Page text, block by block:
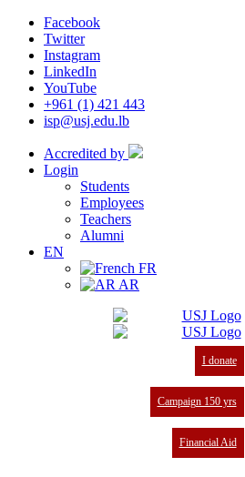
Facebook
Twitter
Instagram
LinkedIn
YouTube
+961 (1) 421 443
isp@usj.edu.lb
Accredited by
Login
Students
Employees
Teachers
Alumni
EN
FR
AR
I donate
Campaign 150 yrs
Financial Aid